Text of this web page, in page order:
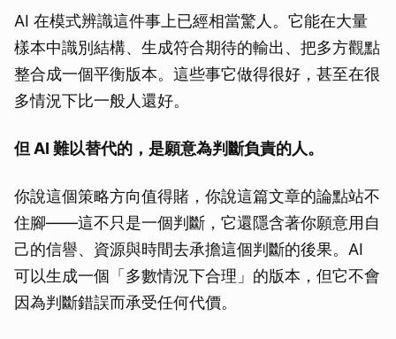
AI 在模式辨識這件事上已經相當驚人。它能在大量
樣本中識別結構、生成符合期待的輸出、把多方觀點
整合成一個平衡版本。這些事它做得很好，甚至在很
多情況下比一般人還好。
但 AI 難以替代的，是願意為判斷負責的人。
你說這個策略方向值得賭，你說這篇文章的論點站不
住腳——這不只是一個判斷，它還隱含著你願意用自
己的信譽、資源與時間去承擔這個判斷的後果。AI
可以生成一個「多數情況下合理」的版本，但它不會
因為判斷錯誤而承受任何代價。